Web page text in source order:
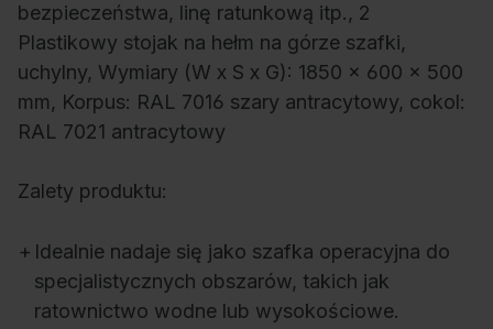
bezpieczeństwa, linę ratunkową itp., 2
Plastikowy stojak na hełm na górze szafki,
uchylny, Wymiary (W x S x G): 1850 x 600 x 500
mm, Korpus: RAL 7016 szary antracytowy, cokol:
RAL 7021 antracytowy
Zalety produktu:
+ Idealnie nadaje się jako szafka operacyjna do
specjalistycznych obszarów, takich jak
ratownictwo wodne lub wysokościowe.